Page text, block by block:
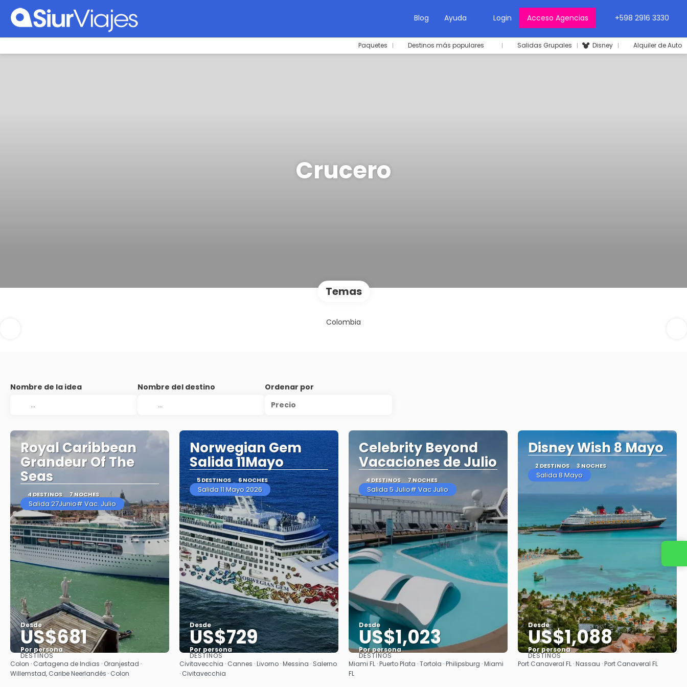
Blog Ayuda Login Acceso Agencias +598 2916 3330
Paquetes Destinos más populares Salidas Grupales Disney Alquiler de Auto
Crucero
Temas
Colombia
Nombre de la idea Nombre del destino
Ordenar por
Precio
Royal Caribbean
Grandeur Of The
Seas
4 DESTINOS 7 NOCHES
Salida 27Junio# Vac. Julio
Desde
US$681
Por persona
Ver
DESTINOS
Colon · Cartagena de Indias · Oranjestad ·
Willemstad, Caribe Neerlandés · Colon
Norwegian Gem
Salida 11Mayo
5 DESTINOS 6 NOCHES
Salida 11 Mayo 2026
Desde
US$729
Por persona
Ver
DESTINOS
Civitavecchia · Cannes · Livorno · Messina · Salerno
· Civitavecchia
Celebrity Beyond
Vacaciones de Julio
4 DESTINOS 7 NOCHES
Salida 5 Julio# Vac Julio
Desde
US$1,023
Por persona
Ver
DESTINOS
Miami FL · Puerto Plata · Tortola · Philipsburg · Miami
FL
Disney Wish 8 Mayo
2 DESTINOS 3 NOCHES
Salida 8 Mayo
Desde
US$1,088
Por persona
Ver
DESTINOS
Port Canaveral FL · Nassau · Port Canaveral FL
Contacta con nosotros